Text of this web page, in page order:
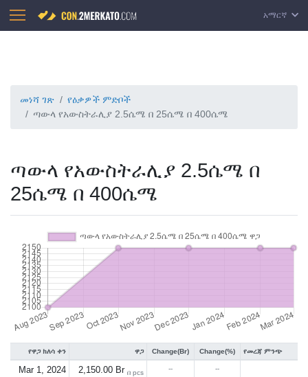
አማርኛ
መነሻ ገጽ
የዕቃዎች ምድቦች
ጣውላ የአውስትራሊያ 2.5ሴሜ በ 25ሴሜ በ 400ሴሜ
ጣውላ የአውስትራሊያ 2.5ሴሜ በ
25ሴሜ በ 400ሴሜ
የዋጋ ክለሳ ቀን ዋጋ Change(Br) Change(%) የመረጃ ምንጭ
Mar 1, 2024 2,150.00 Br በ pcs -- --